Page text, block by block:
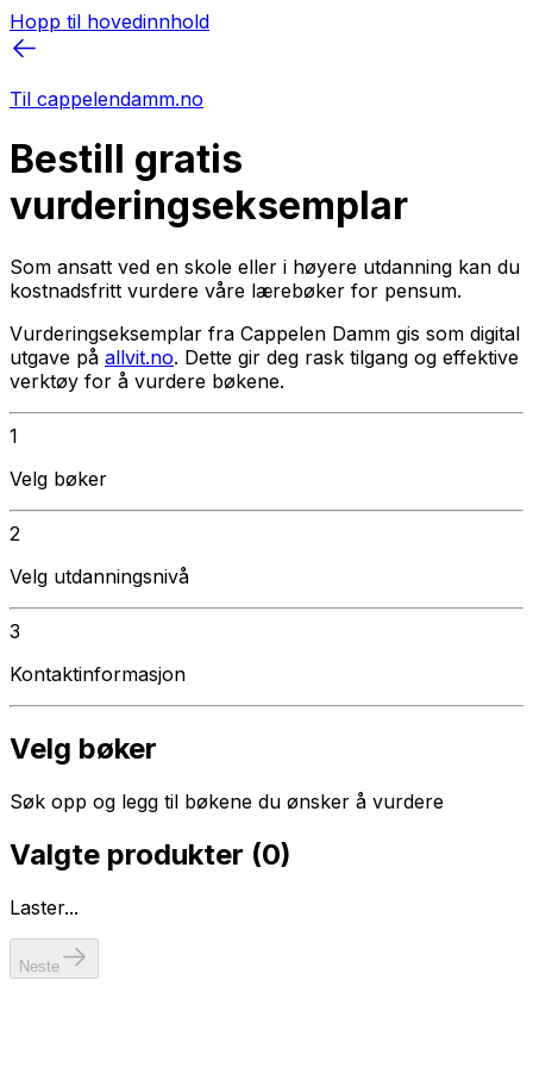
Hopp til hovedinnhold
Til cappelendamm.no
Bestill gratis
vurderingseksemplar
Som ansatt ved en skole eller i høyere utdanning kan du
kostnadsfritt vurdere våre lærebøker for pensum.
Vurderingseksemplar fra Cappelen Damm gis som digital
utgave på allvit.no. Dette gir deg rask tilgang og effektive
verktøy for å vurdere bøkene.
1
Velg bøker
2
Velg utdanningsnivå
3
Kontaktinformasjon
Velg bøker
Søk opp og legg til bøkene du ønsker å vurdere
Valgte produkter (0)
Laster...
Neste